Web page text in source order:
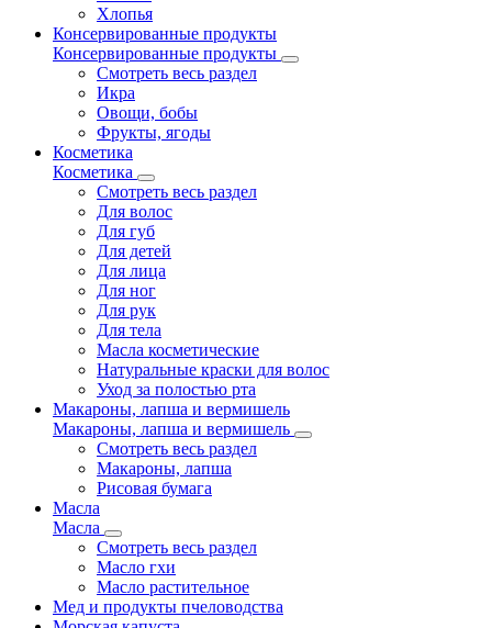
Хлопья
Консервированные продукты
Консервированные продукты
Смотреть весь раздел
Икра
Овощи, бобы
Фрукты, ягоды
Косметика
Косметика
Смотреть весь раздел
Для волос
Для губ
Для детей
Для лица
Для ног
Для рук
Для тела
Масла косметические
Натуральные краски для волос
Уход за полостью рта
Макароны, лапша и вермишель
Макароны, лапша и вермишель
Смотреть весь раздел
Макароны, лапша
Рисовая бумага
Масла
Масла
Смотреть весь раздел
Масло гхи
Масло растительное
Мед и продукты пчеловодства